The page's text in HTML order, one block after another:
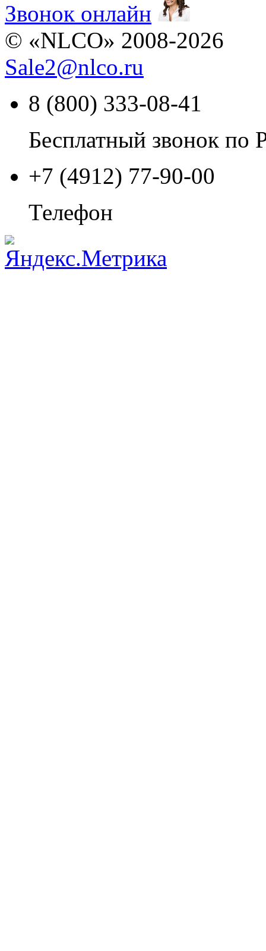
Звонок онлайн
© «NLCO» 2008-2026
Sale2@nlco.ru
8 (800) 333-08-41
Бесплатный звонок по
+7 (4912) 77-90-00
Телефон